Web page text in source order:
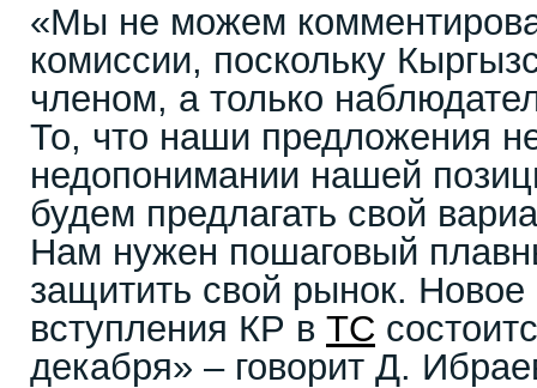
«Мы не можем
комиссии, поскольку
членом, а только
То, что наши предложения
недопонимании нашей
будем предлагать свой
Нам нужен пошаговый
защитить свой рынок.
вступления КР в ТС
декабря» – говорит Д.